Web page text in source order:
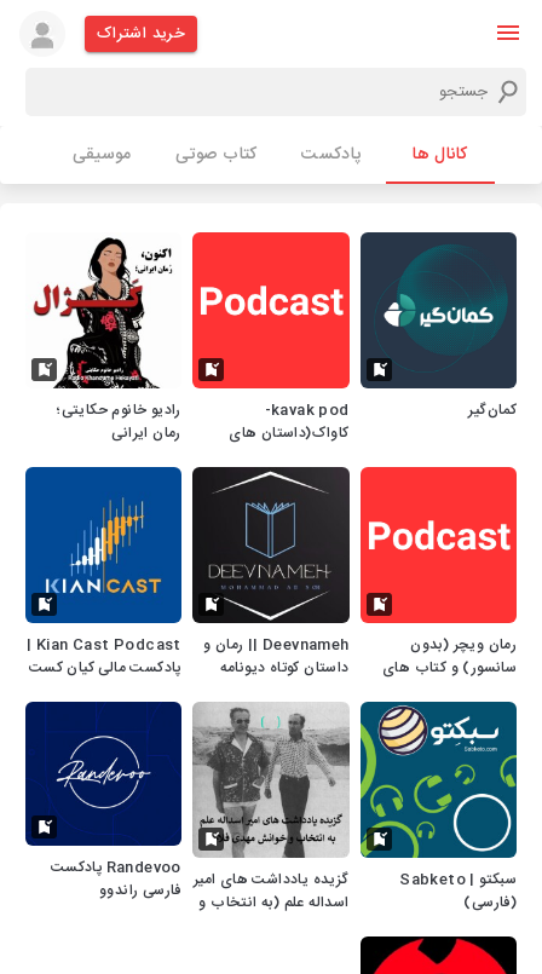
خرید اشتراک
کانال ها پادکست کتاب صوتی موسیقی
کمان‌گیر
kavak pod-
کاواک(داستان های
رادیو خانوم حکایتی؛
رمان ایرانی
رمان ویچر (بدون
سانسور) و کتاب های
Deevnameh || رمان و
داستان کوتاه دیونامه
Kian Cast Podcast |
پادکست مالی کیان کست
سبکتو | Sabketo
(فارسی)
گزیده یادداشت های امیر
اسداله علم (به انتخاب و
Randevoo پادکست
فارسی راندوو